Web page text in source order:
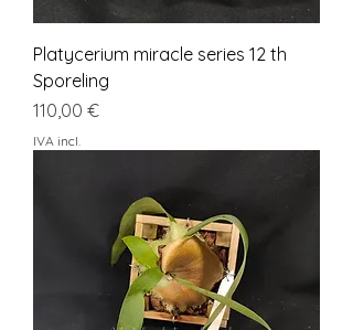
Platycerium miracle series 12 th
Sporeling
Preço
110,00 €
IVA incl.